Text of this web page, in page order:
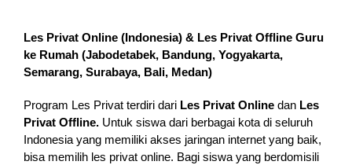
Les Privat Online (Indonesia) & Les Privat Offline Guru
ke Rumah (Jabodetabek, Bandung, Yogyakarta,
Semarang, Surabaya, Bali, Medan)
Program Les Privat terdiri dari Les Privat Online dan Les
Privat Offline. Untuk siswa dari berbagai kota di seluruh
Indonesia yang memiliki akses jaringan internet yang baik,
bisa memilih les privat online. Bagi siswa yang berdomisili